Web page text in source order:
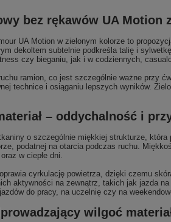
bez rękawów UA Motion
UA Motion w zielonym kolorze to
dekoltem subtelnie podkreśla talię i
czy bieganiu, jak i w codziennych,
ramion, co jest szczególnie ważne przy
technice i osiąganiu lepszych wyników.
– oddychalność i
o szczególnie miękkiej strukturze, która
podatnej na otarcia podczas ruchu.
w ciepłe dni.
cyrkulację powietrza, dzięki czemu
aktywności na zewnątrz, takich jak jazda
do pracy, na uczelnię czy na
wilgoć